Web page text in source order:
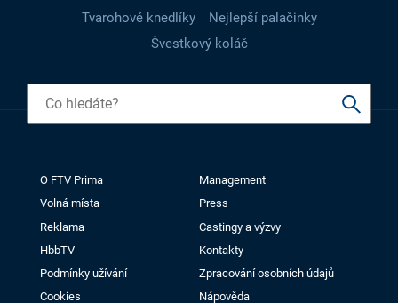
Tvarohové knedlíky
Nejlepší palačinky
Švestkový koláč
O FTV Prima
Management
Volná místa
Press
Reklama
Castingy a výzvy
HbbTV
Kontakty
Podmínky užívání
Zpracování osobních údajů
Cookies
Nápověda